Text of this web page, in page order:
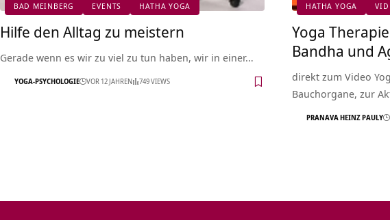
BAD MEINBERG EVENTS HATHA YOGA
Hilfe den Alltag zu meistern
Gerade wenn es wir zu viel zu tun haben, wir in einer…
YOGA-PSYCHOLOGIE VOR 12 JAHREN 749 VIEWS
HATHA YOGA
Yoga
Bandha und
direkt zum Video
Bauchorgane, zur
PRANAVA HEINZ PAULY